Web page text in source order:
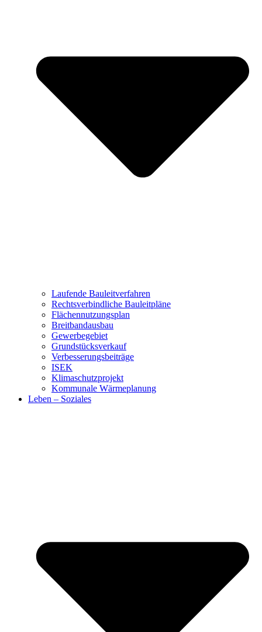
Laufende Bauleitverfahren
Rechtsverbindliche Bauleitpläne
Flächennutzungsplan
Breitbandausbau
Gewerbegebiet
Grundstücksverkauf
Verbesserungsbeiträge
ISEK
Klimaschutzprojekt
Kommunale Wärmeplanung
Leben – Soziales